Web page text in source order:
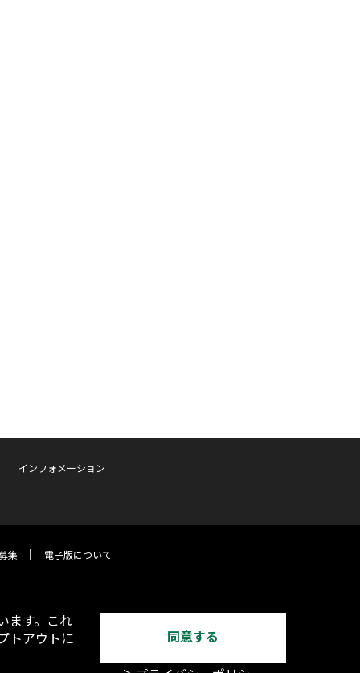
インフォメーション
集 電子版について
ます。これ
トアウトに
同意する